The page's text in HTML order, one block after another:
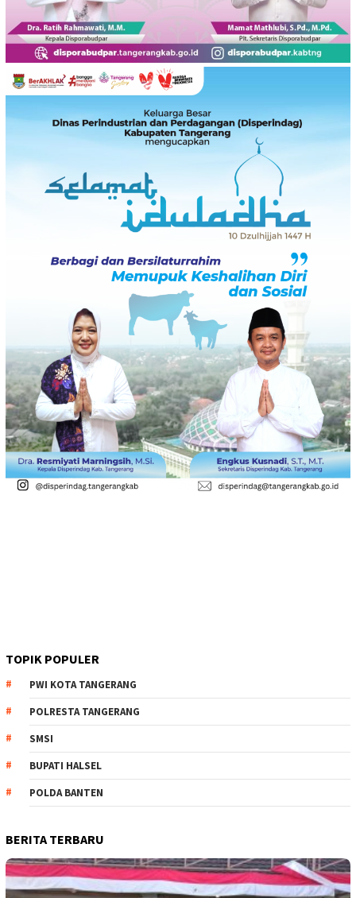
TOPIK POPULER
PWI KOTA TANGERANG
POLRESTA TANGERANG
SMSI
BUPATI HALSEL
POLDA BANTEN
BERITA TERBARU